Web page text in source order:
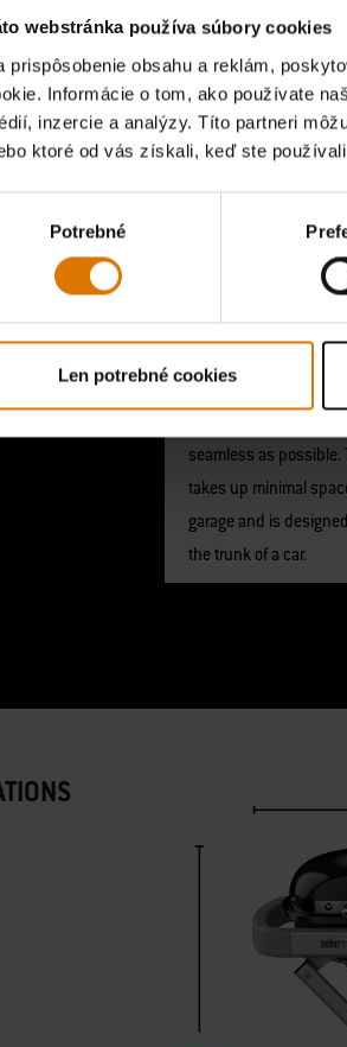
webstránka používa súbory cookies
prispôsobenie obsahu a reklám,
Informácie o tom, ako používate
inzercie a analýzy. Títo partneri
ktoré od vás získali, keď ste
Potrebné
Len potrebné cookies
Toto je karusel bannerov
Compact
The compact fold and
seamless as possible.
takes up minimal
garage and is
the trunk of a car.